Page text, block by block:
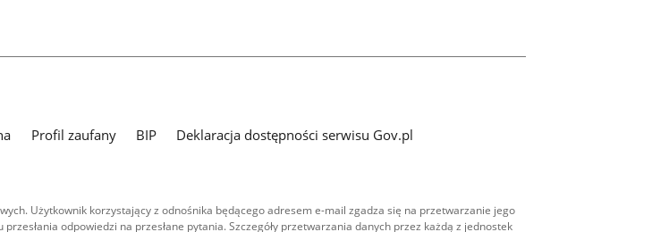
Profil zaufany BIP
Deklaracja dostępności serwisu Gov.pl
Użytkownik korzystający z odnośnika będącego adresem e-mail zgadza się na przetwarzanie jego
odpowiedzi na przesłane pytania. Szczegóły przetwarzania danych przez każdą z jednostek